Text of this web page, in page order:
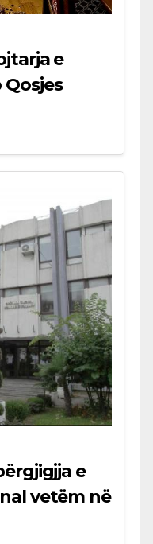
e
e
vetëm në